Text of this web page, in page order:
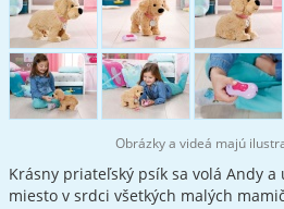
Obrázky a videá majú
Krásny priateľský psík sa volá Andy
miesto v srdci všetkých malých